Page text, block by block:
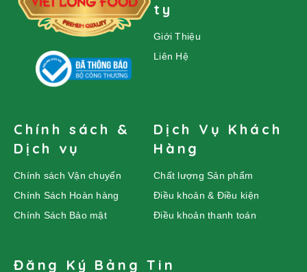
ty
Giới Thiệu
Liên Hệ
Chính sách &
Dịch vụ
Chính sách Vận chuyển
Chính Sách Hoàn hàng
Chính Sách Bảo mật
Dịch Vụ Khách
Hàng
Chất lượng Sản phẩm
Điều khoản & Điều kiện
Điều khoản thanh toán
Đăng Ký Bảng Tin